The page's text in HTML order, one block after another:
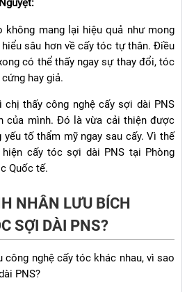
không mang lại hiệu quả như mong
sâu hơn về cấy tóc tự thân. Điều
có thể thấy ngay sự thay đổi, tóc
hay giả.
thấy công nghệ cấy sợi dài PNS
của mình. Đó là vừa cải thiện được
tố thẩm mỹ ngay sau cấy. Vì thế
cấy tóc sợi dài PNS tại Phòng
Quốc tế.
NHÂN LƯU BÍCH
SỢI DÀI PNS?
công nghệ cấy tóc khác nhau, vì sao
PNS?